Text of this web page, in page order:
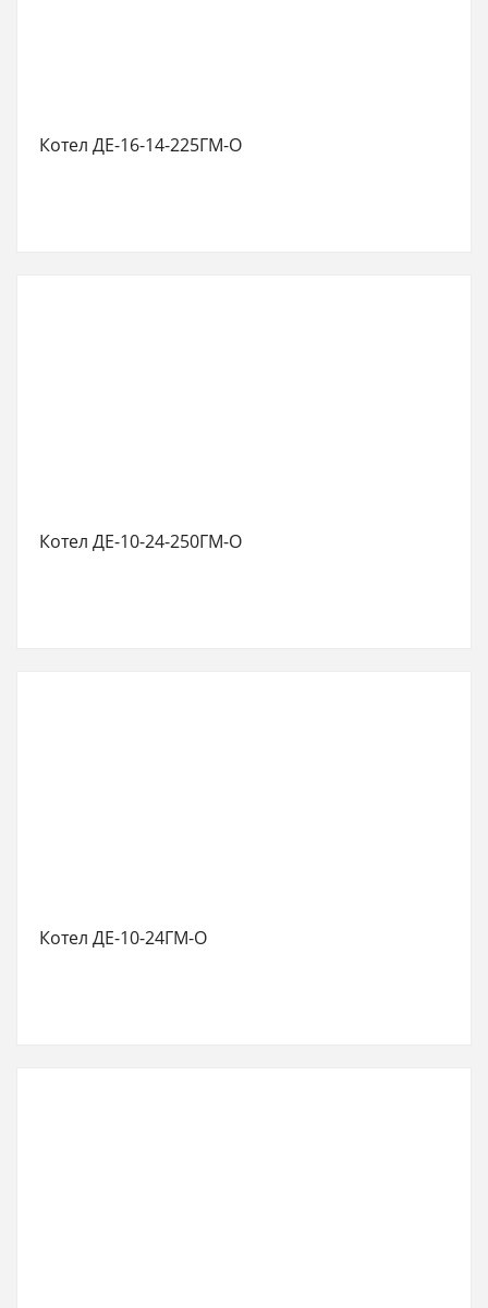
Котел ДЕ-16-14-225ГМ-О
Котел ДЕ-10-24-250ГМ-О
Котел ДЕ-10-24ГМ-О